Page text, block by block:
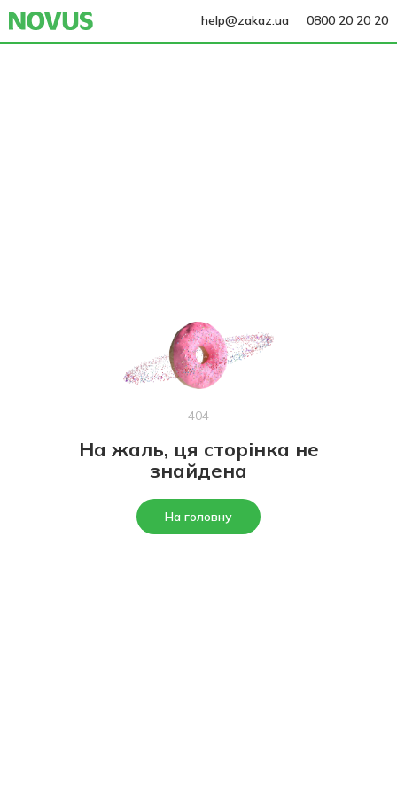
help@zakaz.ua 0800 20 20 20
404
На жаль, ця сторінка не
знайдена
На головну